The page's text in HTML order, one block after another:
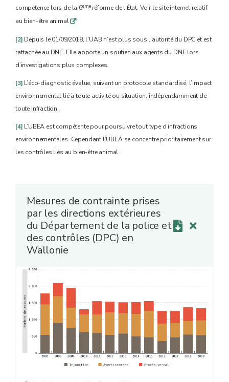
compétence lors de la 6èmeréforme de l’ État. Voir le site internet relatif
au bien-être animalq
[2] Depuis le 01/09/2018, l’UAB n’est plus sous l’autorité du DPC et est
rattachée au DNF. Elle apporte un soutien aux agents du DNF lors
d’investigations plus complexes.
[3] L’éco-diagnostic évalue, suivant un protocole standardisé, l’impact
environnemental lié à toute activité ou situation, indépendamment de
toute infraction.
[4] L’UBEA est compétente pour poursuivre tout type d’infractions
environnementales. Cependant l’UBEA se concentre prioritairement sur
les contrôles liés au bien-être animal.
Mesures de contrainte prises
par les directions extérieures
du Département de la police et
des contrôles (DPC) en
Wallonie